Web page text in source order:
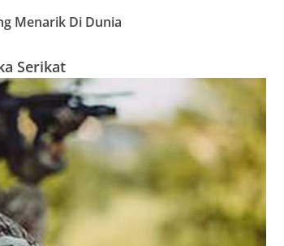
Menarik Di Dunia
Serikat